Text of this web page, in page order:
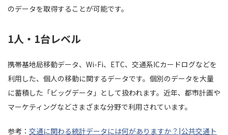
のデータを取得することが可能です。
1人・1台レベル
携帯基地局移動データ、Wi-Fi、ETC、交通系ICカードログなどを
利用した、個人の移動に関するデータです。個別のデータを大量
に蓄積した「ビッグデータ」として扱われます。近年、都市計画や
マーケティングなどさまざまな分野で利用されています。
参考： 交通に関わる統計データには何がありますか？|公共交通ト